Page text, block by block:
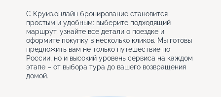
С Круиз.онлайн бронирование становится
простым и удобным: выберите подходящий
маршрут, узнайте все детали о поездке и
оформите покупку в несколько кликов. Мы готовы
предложить вам не только путешествие по
России, но и высокий уровень сервиса на каждом
этапе – от выбора тура до вашего возвращения
домой.